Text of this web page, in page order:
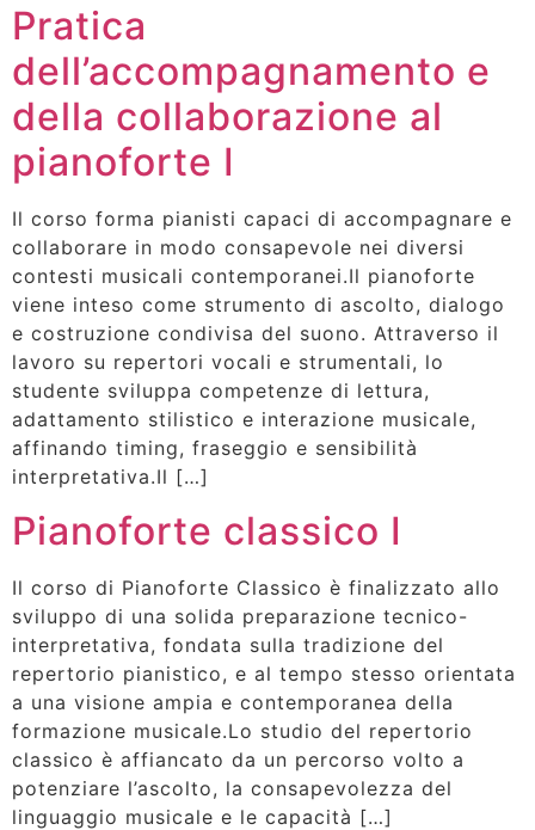
Pratica
dell’accompagnamento e
della collaborazione al
pianoforte I
Il corso forma pianisti capaci di accompagnare e
collaborare in modo consapevole nei diversi
contesti musicali contemporanei.Il pianoforte
viene inteso come strumento di ascolto, dialogo
e costruzione condivisa del suono. Attraverso il
lavoro su repertori vocali e strumentali, lo
studente sviluppa competenze di lettura,
adattamento stilistico e interazione musicale,
affinando timing, fraseggio e sensibilità
interpretativa.Il […]
Pianoforte classico I
Il corso di Pianoforte Classico è finalizzato allo
sviluppo di una solida preparazione tecnico-
interpretativa, fondata sulla tradizione del
repertorio pianistico, e al tempo stesso orientata
a una visione ampia e contemporanea della
formazione musicale.Lo studio del repertorio
classico è affiancato da un percorso volto a
potenziare l’ascolto, la consapevolezza del
linguaggio musicale e le capacità […]